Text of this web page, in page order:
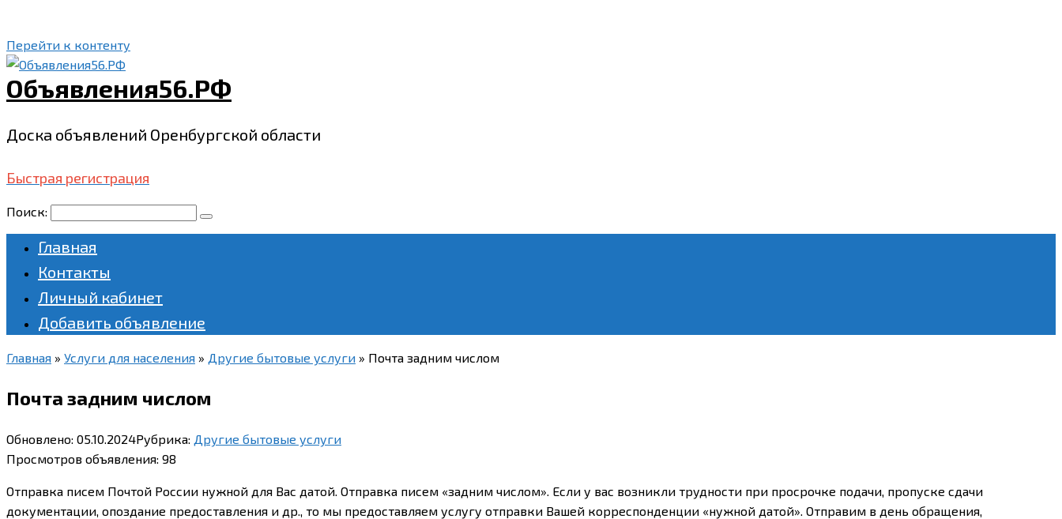
Перейти к контенту
Объявления56.РФ
Доска объявлений Оренбургской области
Быстрая регистрация
Поиск:
Главная
Контакты
Личный кабинет
Добавить объявление
Главная » Услуги для населения » Другие бытовые услуги » Почта задним числом
Почта задним числом
Обновлено: 05.10.2024Рубрика: Другие бытовые услуги
Просмотров объявления: 98
Отправка писем Почтой России нужной для Вас датой. Отправка писем «задним числом». Если у вас возникли трудности при просрочке подачи, пропуске сдачи
документации, опоздание предоставления и др., то мы предоставляем услугу отправки Вашей корреспонденции «нужной датой». Отправим в день обращения,